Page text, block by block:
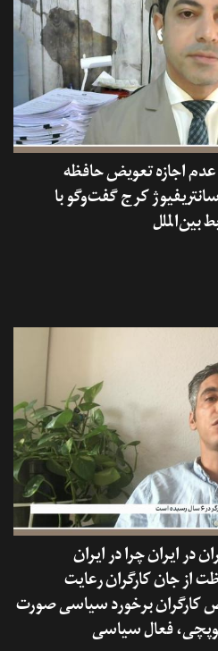
اجازه تعویض حافظه
کرج گفت‌وگو با
ایران چرا در ایران
از جان کارگران رعایت
کارگران برخورد سیاسی صورت
فعال سیاسی